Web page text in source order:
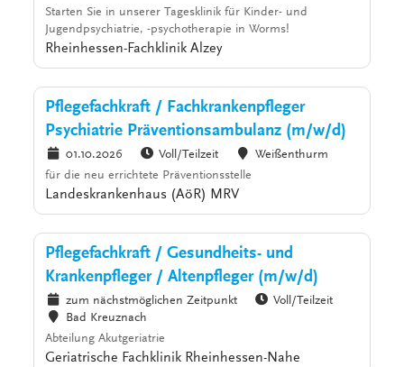
Starten Sie in unserer Tagesklinik für Kinder- und
Jugendpsychiatrie, -psychotherapie in Worms!
Rheinhessen-Fachklinik Alzey
Pflegefachkraft / Fachkrankenpfleger
Psychiatrie Präventionsambulanz (m/w/d)
01.10.2026 Voll/Teilzeit
Weißenthurm
für die neu errichtete Präventionsstelle
Landeskrankenhaus (AöR) MRV
Pflegefachkraft / Gesundheits- und
Krankenpfleger / Altenpfleger (m/w/d)
zum nächstmöglichen Zeitpunkt
Voll/Teilzeit
Bad Kreuznach
Abteilung Akutgeriatrie
Geriatrische Fachklinik Rheinhessen-Nahe